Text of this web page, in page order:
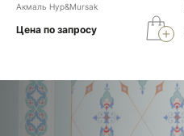
Акмаль Нур&Mursak
Цена по запросу